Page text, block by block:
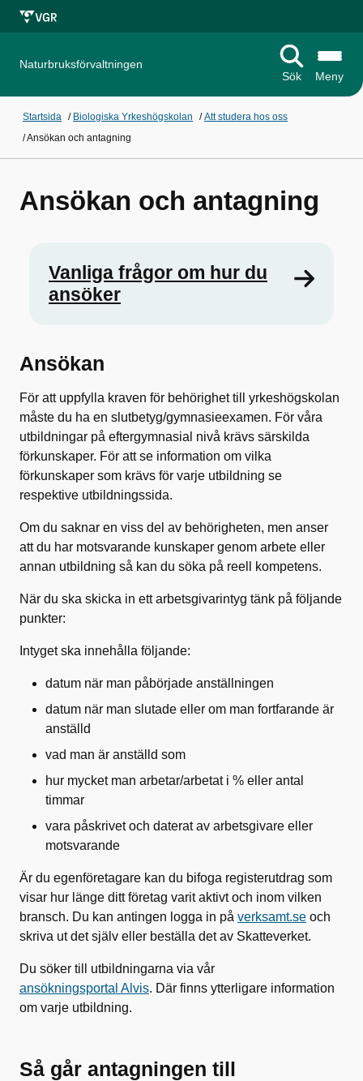
Naturbruksförvaltningen
Sök
Meny
Startsida / Biologiska Yrkeshögskolan /Att studera hos oss
/Ansökan och antagning
Ansökan och antagning
Vanliga frågor om hur du
ansöker
Ansökan
För att uppfylla kraven för behörighet till yrkeshögskolan
måste du ha en slutbetyg/gymnasieexamen. För våra
utbildningar på eftergymnasial nivå krävs särskilda
förkunskaper. För att se information om vilka
förkunskaper som krävs för varje utbildning se
respektive utbildningssida.
Om du saknar en viss del av behörigheten, men anser
att du har motsvarande kunskaper genom arbete eller
annan utbildning så kan du söka på reell kompetens.
När du ska skicka in ett arbetsgivarintyg tänk på följande
punkter:
Intyget ska innehålla följande:
datum när man påbörjade anställningen
datum när man slutade eller om man fortfarande är
anställd
vad man är anställd som
hur mycket man arbetar/arbetat i % eller antal
timmar
vara påskrivet och daterat av arbetsgivare eller
motsvarande
Är du egenföretagare kan du bifoga registerutdrag som
visar hur länge ditt företag varit aktivt och inom vilken
bransch. Du kan antingen logga in på verksamt.se och
skriva ut det själv eller beställa det av Skatteverket.
Du söker till utbildningarna via vår
ansökningsportal Alvis. Där finns ytterligare information
om varje utbildning.
Så går antagningen till